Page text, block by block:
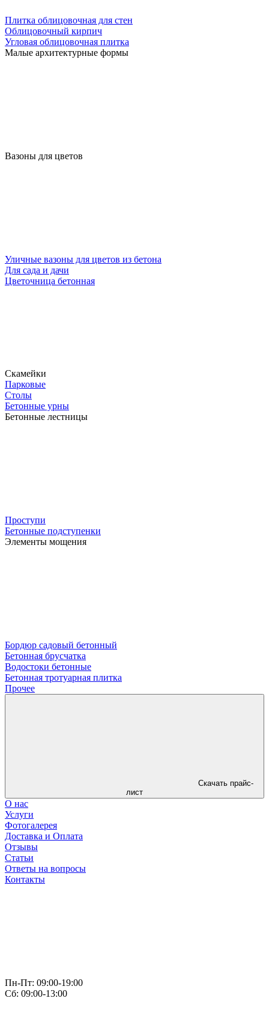
Плитка облицовочная для стен
Облицовочный кирпич
Угловая облицовочная плитка
Малые архитектурные формы
Вазоны для цветов
Уличные вазоны для цветов из бетона
Для сада и дачи
Цветочница бетонная
Скамейки
Парковые
Столы
Бетонные урны
Бетонные лестницы
Проступи
Бетонные подступенки
Элементы мощения
Бордюр садовый бетонный
Бетонная брусчатка
Водостоки бетонные
Бетонная тротуарная плитка
Прочее
Скачать прайс-
лист
О нас
Услуги
Фотогалерея
Доставка и Оплата
Отзывы
Статьи
Ответы на вопросы
Контакты
Пн-Пт: 09:00-19:00
Сб: 09:00-13:00